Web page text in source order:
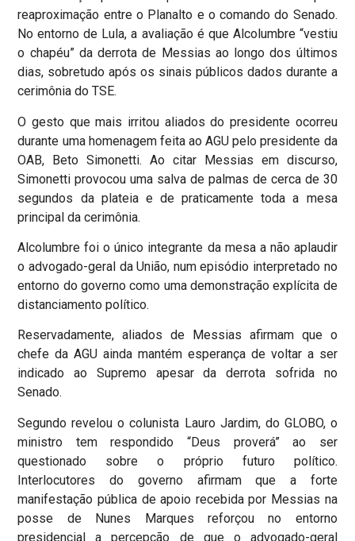
reaproximação entre o Planalto e o comando do Senado.
No entorno de Lula, a avaliação é que Alcolumbre “vestiu
o chapéu” da derrota de Messias ao longo dos últimos
dias, sobretudo após os sinais públicos dados durante a
cerimônia do TSE.
O gesto que mais irritou aliados do presidente ocorreu
durante uma homenagem feita ao AGU pelo presidente da
OAB, Beto Simonetti. Ao citar Messias em discurso,
Simonetti provocou uma salva de palmas de cerca de 30
segundos da plateia e de praticamente toda a mesa
principal da cerimônia.
Alcolumbre foi o único integrante da mesa a não aplaudir
o advogado-geral da União, num episódio interpretado no
entorno do governo como uma demonstração explícita de
distanciamento político.
Reservadamente, aliados de Messias afirmam que o
chefe da AGU ainda mantém esperança de voltar a ser
indicado ao Supremo apesar da derrota sofrida no
Senado.
Segundo revelou o colunista Lauro Jardim, do GLOBO, o
ministro tem respondido “Deus proverá” ao ser
questionado sobre o próprio futuro político.
Interlocutores do governo afirmam que a forte
manifestação pública de apoio recebida por Messias na
posse de Nunes Marques reforçou no entorno
presidencial a percepção de que o advogado-geral